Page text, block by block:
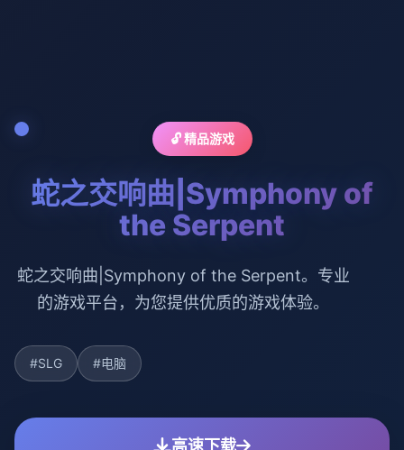
🔓 精品游戏
蛇之交响曲|Symphony of
the Serpent
蛇之交响曲|Symphony of the Serpent。专业
的游戏平台，为您提供优质的游戏体验。
#SLG #电脑
高速下载